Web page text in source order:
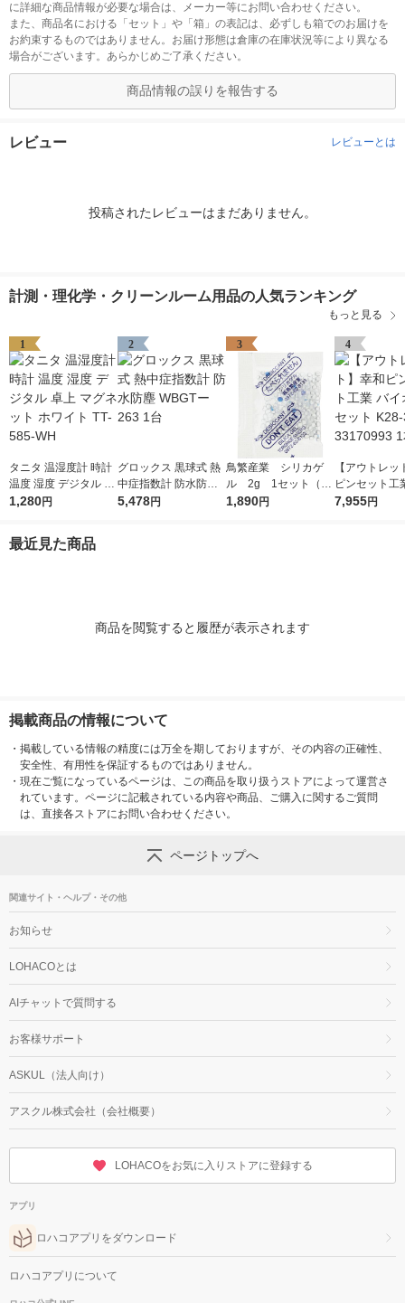
に詳細な商品情報が必要な場合は、メーカー等にお問い合わせください。
また、商品名における「セット」や「箱」の表記は、必ずしも箱でのお届けを
お約束するものではありません。お届け形態は倉庫の在庫状況等により異なる
場合がございます。あらかじめご了承ください。
商品情報の誤りを報告する
レビュー レビューとは
投稿されたレビューはまだありません。
計測・理化学・クリーンルーム用品の人気ランキング
もっと見る
1
タニタ 温湿度計 時計
温度 湿度 デジタル 卓
上 マグネット ホワイ
1,280円
2
グロックス 黒球式 熱
中症指数計 防水防塵
WBGTー263 1台
5,478円
3
鳥繁産業 シリカゲ
ル 2g 1セット（50
0個：100個入×5袋）
1,890円
4
【アウトレッ
ピンセット工
オピンセット
7,955円
最近見た商品
商品を閲覧すると履歴が表示されます
掲載商品の情報について
・ 掲載している情報の精度には万全を期しておりますが、その内容の正確性、
安全性、有用性を保証するものではありません。
・ 現在ご覧になっているページは、この商品を取り扱うストアによって運営さ
れています。ページに記載されている内容や商品、ご購入に関するご質問
は、直接各ストアにお問い合わせください。
ページトップへ
関連サイト・ヘルプ・その他
お知らせ
LOHACOとは
AIチャットで質問する
お客様サポート
ASKUL（法人向け）
アスクル株式会社（会社概要）
LOHACOをお気に入りストアに登録する
アプリ
ロハコアプリをダウンロード
ロハコアプリについて